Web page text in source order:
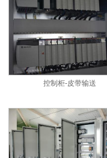
控制柜-皮带输送